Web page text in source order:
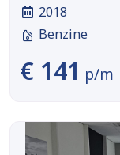
2018
Benzine
€ 141 p/m